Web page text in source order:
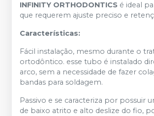
INFINITY ORTHODONTICS é ideal
que requerem ajuste preciso e
Características:
Fácil instalação, mesmo durante o
ortodôntico. esse tubo é instalado
arco, sem a necessidade de fazer
bandas para soldagem.
Passivo e se caracteriza por possuir
de baixo atrito e alto deslize do fio,